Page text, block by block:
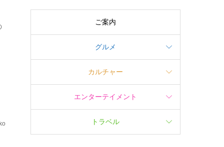
ご案内
グルメ
カルチャー
エンターテイメント
トラベル